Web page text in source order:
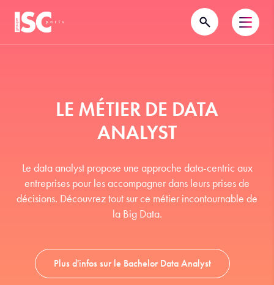
LE MÉTIER DE DATA
ANALYST
Le data analyst propose une approche data-centric aux
entreprises pour les accompagner dans leurs prises de
décisions. Découvrez tout sur ce métier incontournable de
la Big Data.
Plus d'infos sur le Bachelor Data Analyst